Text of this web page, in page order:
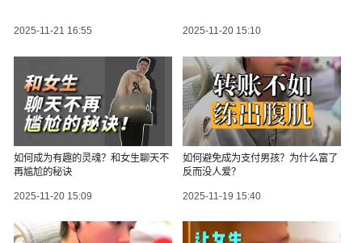
2025-11-21 16:55 2025-11-20 15:10
如何成为有趣的灵魂？和女生聊天不
再尴尬的秘诀
2025-11-20 15:09
如何避免成为支付男孩？为什么富了
反而没人爱？
2025-11-19 15:40